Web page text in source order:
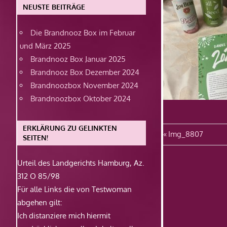
Vorheriger
Beitrag:
Img_8807
NEUSTE BEITRÄGE
Die Brandnooz Box im Februar
und März 2025
Brandnooz Box Januar 2025
Brandnooz Box Dezember 2024
Brandnoozbox November 2024
Brandnoozbox Oktober 2024
ERKLÄRUNG ZU GELINKTEN
SEITEN!
Urteil des Landgerichts Hamburg, Az.
312 O 85/98
Für alle Links die von Testwoman
abgehen gilt:
Ich distanziere mich hiermit